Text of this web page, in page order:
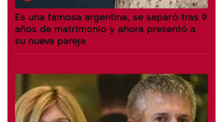
Es una famosa argentina, se separó tras 9
años de matrimonio y ahora presentó a
su nueva pareja